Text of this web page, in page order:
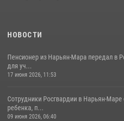
НОВОСТИ
Пенсионер из Нарьян-Мара передал в
для уч...
17 июня 2026, 11:53
Сотрудники Росгвардии в Нарьян-Маре
ребенка, п...
09 июня 2026, 06:40